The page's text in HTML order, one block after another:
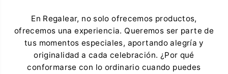
En Regalear, no solo ofrecemos productos,
ofrecemos una experiencia. Queremos ser parte de
tus momentos especiales, aportando alegría y
originalidad a cada celebración. ¿Por qué
conformarse con lo ordinario cuando puedes